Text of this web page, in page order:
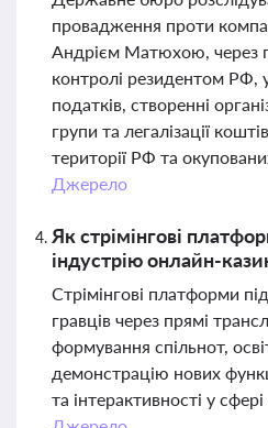
провадження проти
Андрієм Матюхою, через
контролі резидентом РФ,
податків, створенні
групи та легалізації
території РФ та
Джерело
Як стрімінгові
індустрію онлайн-
Стрімінгові платформи
гравців через прямі
формування спільнот,
демонстрацію нових
та інтерактивності у